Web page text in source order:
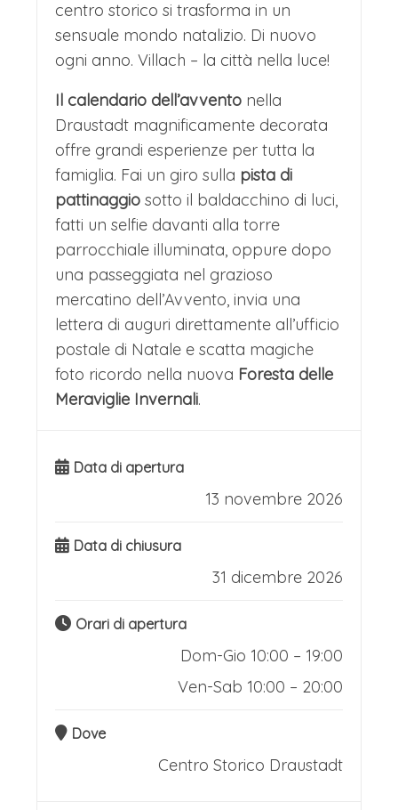
Dopo il pranzo libero ci dirigeremo
con il pullman in direzione di Graz,
l'elegante capitale della Stiria, che
unisce il suo fascino rinascimentale alla
vivacità contemporanea per regalare
un'esperienza natalizia unica.Il cuore
dei festeggiamenti batte in Hauptplatz,
dove un maestoso albero di Natale fa
da guardia a un tradizionale mercatino
con oltre 70 bancarelle di legno.
l'aria si riempie del profumo dei
Weihnachtskekse (biscotti natalizi), del
vin brulè e delle castagne
Kunstmarkt al Schlossberg, accessibile
con la spettacolare funivia illuminata,
propone regali artistici e design con
una vista mozzafiato sulla città. Il
Mariahilferplatz, con le sue luminose
capanne blu, e il Mercatino d'Avvento
al Castello Eggenberg, in un setting
barocco, completano l'offerta,
dimostrando come la città sappia
centro storico si trasforma in un
sensuale mondo natalizio. Di nuovo
ogni anno. Villach – la città nella luce!
Il calendario dell’avvento nella
Draustadt magnificamente decorata
offre grandi esperienze per tutta la
famiglia. Fai un giro sulla pista di
pattinaggio sotto il baldacchino di luci,
fatti un selfie davanti alla torre
parrocchiale illuminata, oppure dopo
una passeggiata nel grazioso
mercatino dell’Avvento, invia una
lettera di auguri direttamente all’ufficio
postale di Natale e scatta magiche
foto ricordo nella nuova Foresta delle
Meraviglie Invernali.
Data di apertura
13 novembre 2026
Data di chiusura
31 dicembre 2026
Orari di apertura
Dom-Gio 10:00 – 19:00
Ven-Sab 10:00 – 20:00
Dove
Centro Storico Draustadt